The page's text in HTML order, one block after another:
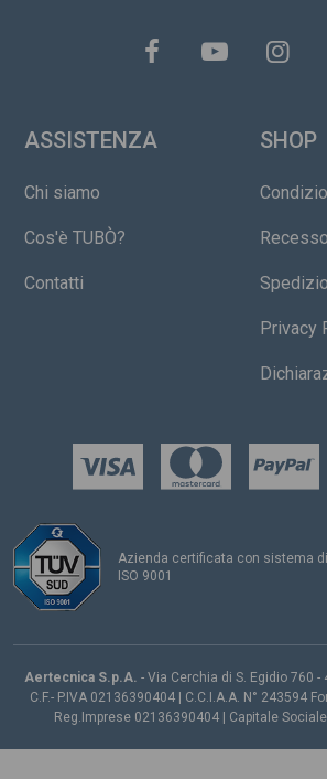
ASSISTENZA
Chi siamo
Cos'è TUBÒ?
Contatti
SHOP
Recesso
Privacy
Azienda certificata con sistema
ISO 9001
Aertecnica S.p.A. - Via Cerchia di S. Egidio 760
C.F.- P.IVA 02136390404 | C.C.I.A.A. N° 243594
Reg.Imprese 02136390404 | Capitale